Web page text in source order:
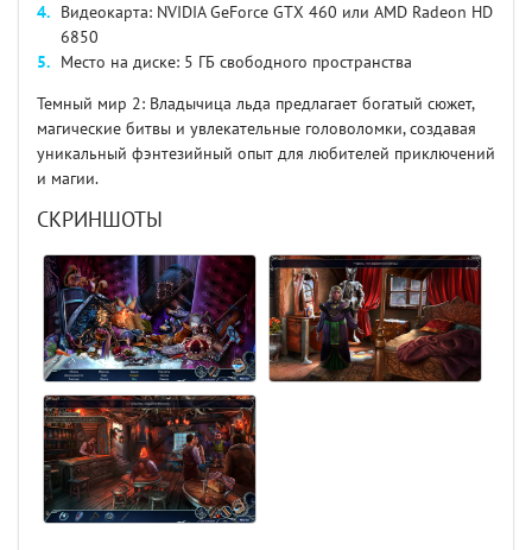
Видеокарта: NVIDIA GeForce GTX 460 или AMD Radeon HD
6850
Место на диске: 5 ГБ свободного пространства
Темный мир 2: Владычица льда предлагает богатый сюжет,
магические битвы и увлекательные головоломки, создавая
уникальный фэнтезийный опыт для любителей приключений
и магии.
СКРИНШОТЫ